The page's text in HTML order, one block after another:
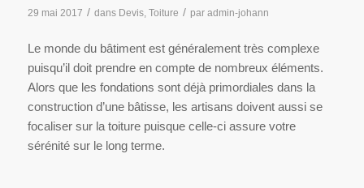
29 mai 2017 / dans Devis, Toiture / par admin-johann
Le monde du bâtiment est généralement très complexe
puisqu’il doit prendre en compte de nombreux éléments.
Alors que les fondations sont déjà primordiales dans la
construction d’une bâtisse, les artisans doivent aussi se
focaliser sur la toiture puisque celle-ci assure votre
sérénité sur le long terme.